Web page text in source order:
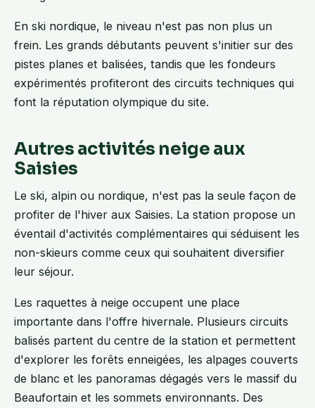
En ski nordique, le niveau n'est pas non plus un
frein. Les grands débutants peuvent s'initier sur des
pistes planes et balisées, tandis que les fondeurs
expérimentés profiteront des circuits techniques qui
font la réputation olympique du site.
Autres activités neige aux
Saisies
Le ski, alpin ou nordique, n'est pas la seule façon de
profiter de l'hiver aux Saisies. La station propose un
éventail d'activités complémentaires qui séduisent les
non-skieurs comme ceux qui souhaitent diversifier
leur séjour.
Les raquettes à neige occupent une place
importante dans l'offre hivernale. Plusieurs circuits
balisés partent du centre de la station et permettent
d'explorer les forêts enneigées, les alpages couverts
de blanc et les panoramas dégagés vers le massif du
Beaufortain et les sommets environnants. Des